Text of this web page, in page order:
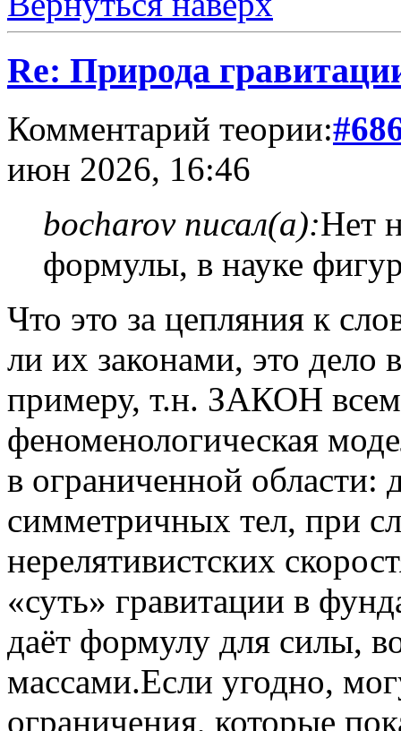
Re: Природа
Комментарий теории:
июн 2026, 16:46
bocharov писал(а):Нет
формулы, в науке
Что это за цепляния к
ли их законами, это дело
примеру, т.н. ЗАКОН
феноменологическая
в ограниченной области:
симметричных тел, при
нерелятивистских
«суть» гравитации в
даёт формулу для силы,
массами.Если угодно,
ограничения, которые